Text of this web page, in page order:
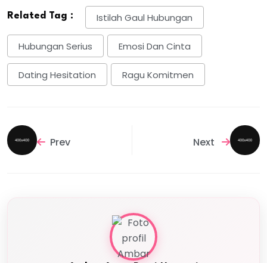
Related Tag : Istilah Gaul Hubungan
Hubungan Serius Emosi Dan Cinta
Dating Hesitation Ragu Komitmen
Prev Next